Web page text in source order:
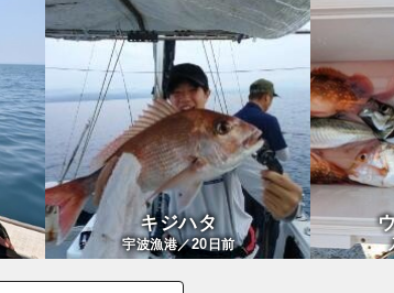
キジハタ
宇波漁港／20 日前